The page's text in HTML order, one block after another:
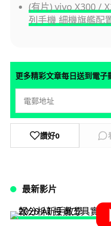
(有片) vivo X300 /
列手機 細機旗艦配
更多精彩文章每日送到電子
讚好0
最新影片